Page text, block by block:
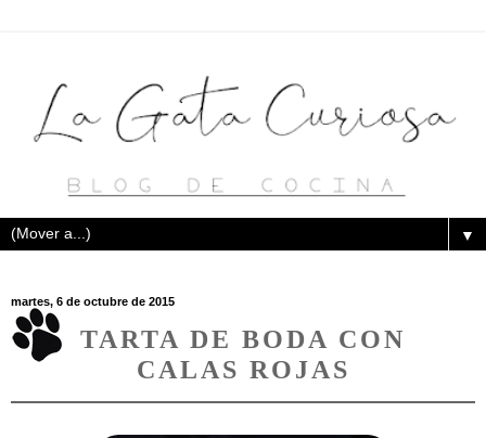
▼
martes, 6 de octubre de 2015
TARTA DE BODA CON
CALAS ROJAS